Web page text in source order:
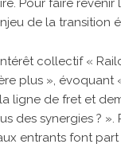
Pour faire
de la transition
collectif «
plus »,
ligne de fret et
des synergies ? ».
entrants font